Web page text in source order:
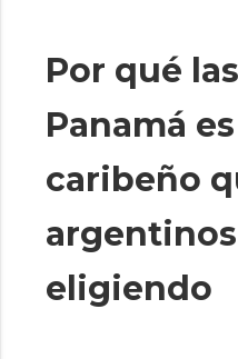
Por qué
Panamá
caribeño
eligiendo